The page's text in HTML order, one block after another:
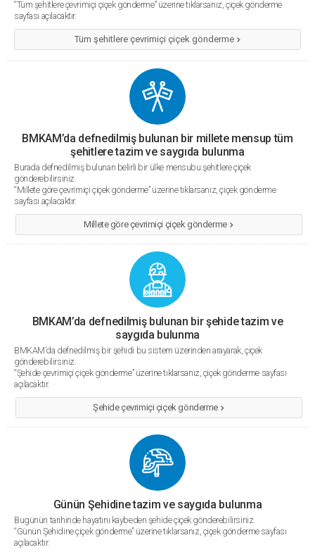
“Tüm şehitlere çevrimiçi çiçek gönderme” üzerine tıklarsanız, çiçek gönderme
sayfası açılacaktır.
Tüm şehitlere çevrimiçi çiçek gönderme
BMKAM’da defnedilmiş bulunan bir millete mensup tüm
şehitlere tazim ve saygıda bulunma
Burada defnedilmiş bulunan belirli bir ülke mensubu şehitlere çiçek
gönderebilirsiniz.
“Millete göre çevrimiçi çiçek gönderme” üzerine tıklarsanız, çiçek gönderme
sayfası açılacaktır.
Millete göre çevrimiçi çiçek gönderme
BMKAM’da defnedilmiş bulunan bir şehide tazim ve
saygıda bulunma
BMKAM’da defnedilmiş bir şehidi bu sistem üzerinden arayarak, çiçek
gönderebilirsiniz.
“Şehide çevrimiçi çiçek gönderme” üzerine tıklarsanız, çiçek gönderme sayfası
açılacaktır.
Şehide çevrimiçi çiçek gönderme
Günün Şehidine tazim ve saygıda bulunma
Bugünün tarihinde hayatını kaybeden şehide çiçek gönderebilirsiniz.
“Günün Şehidine çiçek gönderme” üzerine tıklarsanız, çiçek gönderme sayfası
açılacaktır.